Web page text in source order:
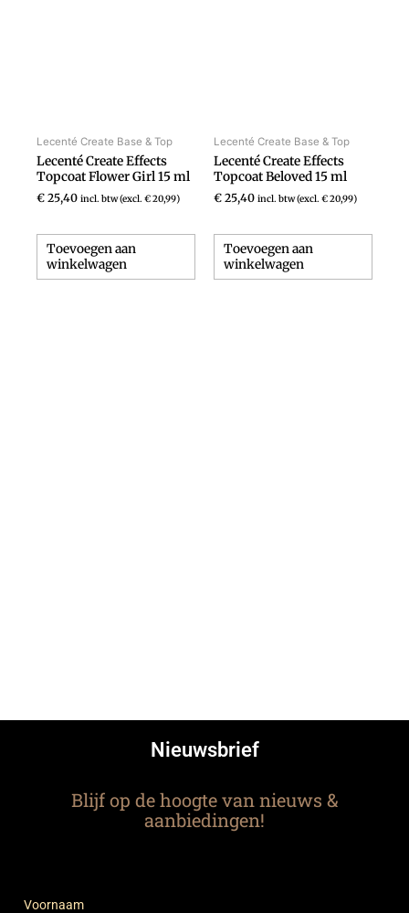
Lecenté Create Base & Top
Lecenté Create Effects
Topcoat Flower Girl 15 ml
€ 25,40 incl. btw (excl. €20,99)
Toevoegen aan
winkelwagen
Lecenté Create Base & Top
Lecenté Create Effects
Topcoat Beloved 15 ml
€ 25,40 incl. btw (excl. €20,99)
Toevoegen aan
winkelwagen
Nieuwsbrief
Blijf op de hoogte van nieuws &
aanbiedingen!
Voornaam